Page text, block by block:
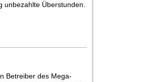
Überstunden.
Betreiber des Mega-